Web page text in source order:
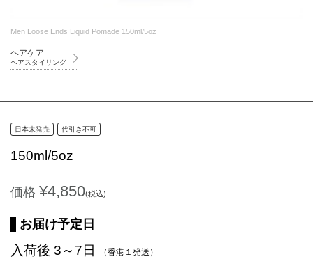
Men Loose Ends Liquid Pomade 150ml/5oz
ヘアケア
ヘアスタイリング
日本未発売 代引き不可
150ml/5oz
価格 ¥4,850(税込)
お届け予定日
入荷後 3～7日 （香港１発送）